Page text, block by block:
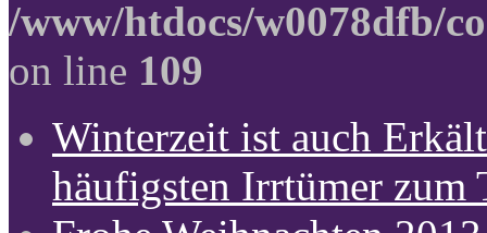
/www/htdocs/w0078dfb/
on line 109
Winterzeit ist auch
häufigsten Irrtümer zum